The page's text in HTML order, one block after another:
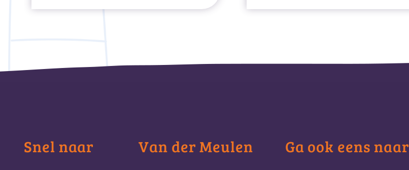
Snel naar Van der Meulen Ga ook eens naar